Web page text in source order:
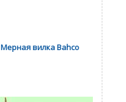
Мерная вилка Bahco